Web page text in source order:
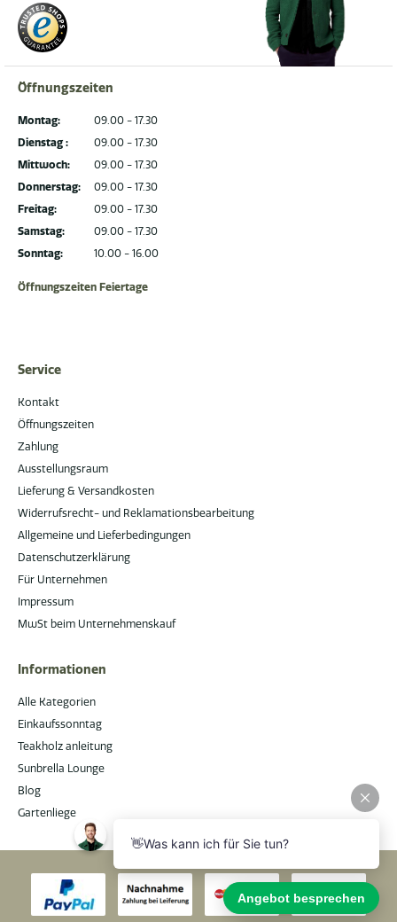
Öffnungszeiten
Montag:
Dienstag :
Mittwoch:
Donnerstag:
Freitag:
Samstag:
Sonntag:
09.00 - 17.30
09.00 - 17.30
09.00 - 17.30
09.00 - 17.30
09.00 - 17.30
09.00 - 17.30
10.00 - 16.00
Öffnungszeiten Feiertage
Service
Kontakt
Öffnungszeiten
Zahlung
Ausstellungsraum
Lieferung & Versandkosten
Widerrufsrecht- und Reklamationsbearbeitung
Allgemeine und Lieferbedingungen
Datenschutzerklärung
Für Unternehmen
Impressum
MwSt beim Unternehmenskauf
Informationen
Alle Kategorien
Einkaufssonntag
Teakholz anleitung
Sunbrella Lounge
Blog
Gartenliege